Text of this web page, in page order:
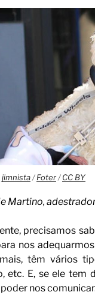
jimnista/Foter/CC BY
Martino,
precisamos
nos
têm vários
etc. E, se ele tem
nos